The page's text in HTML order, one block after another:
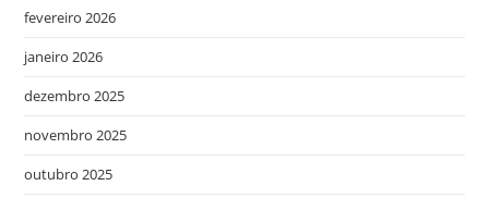
fevereiro 2026
janeiro 2026
dezembro 2025
novembro 2025
outubro 2025